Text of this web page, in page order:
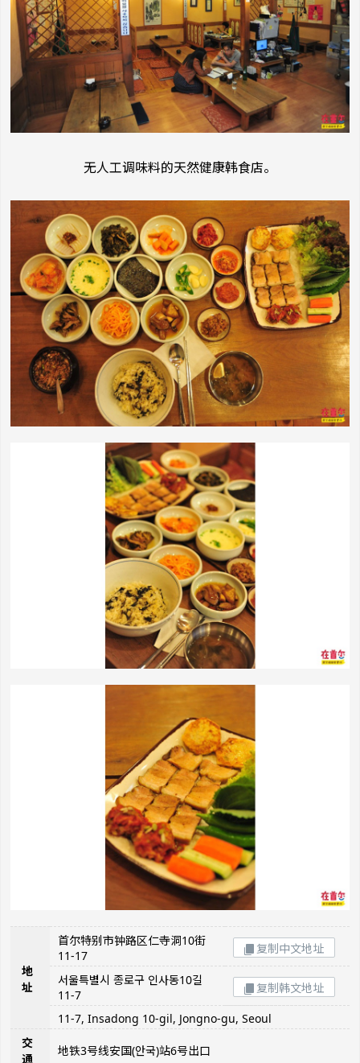
无人工调味料的天然健康韩食店。
地
址
首尔特别市钟路区仁寺洞10街
11-17
复制中文地址
서울특별시 종로구 인사동10길
11-7
复制韩文地址
11-7, Insadong 10-gil, Jongno-gu, Seoul
交
通
地铁3号线安国(안국)站6号出口